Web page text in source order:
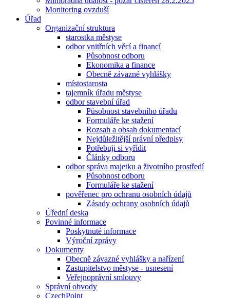
Monitoring ovzduší
Úřad
Organizační struktura
starostka městyse
odbor vnitřních věcí a financí
Působnost odboru
Ekonomika a finance
Obecně závazné vyhlášky
místostarosta
tajemník úřadu městyse
odbor stavební úřad
Působnost stavebního úřadu
Formuláře ke stažení
Rozsah a obsah dokumentací
Nejdůležitější právní předpisy
Potřebuji si vyřídit
Články odboru
odbor správa majetku a životního prostředí
Působnost odboru
Formuláře ke stažení
pověřenec pro ochranu osobních údajů
Zásady ochrany osobních údajů
Úřední deska
Povinné informace
Poskytnuté informace
Výroční zprávy
Dokumenty
Obecně závazné vyhlášky a nařízení
Zastupitelstvo městyse - usnesení
Veřejnoprávní smlouvy
Správní obvody
CzechPoint